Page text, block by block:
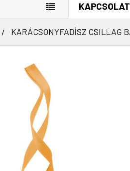
KAPCSOLAT
KARÁCSONYFADÍSZ CSILLAG